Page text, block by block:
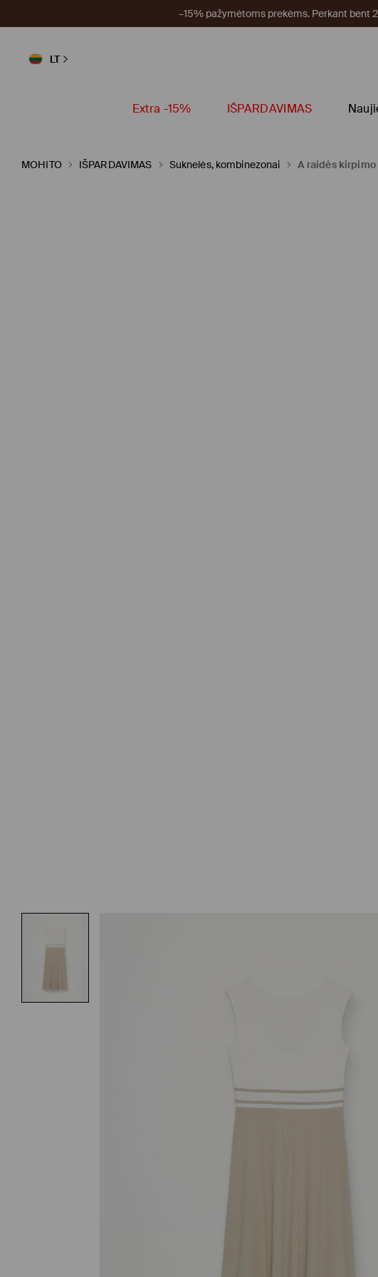
–15% pažymėtoms prekėms. Perkant bent
LT
Extra -15% IŠPARDAVIMAS
MOHITO IŠPARDAVIMAS Suknelės, kombinezonai A raidės